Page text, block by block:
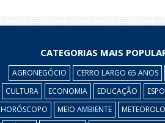
CATEGORIAS MAIS
AGRONEGÓCIO CERRO LARGO 65 ANOS
CULTURA
ECONOMIA EDUCAÇÃO
HORÓSCOPO
MEIO AMBIENTE